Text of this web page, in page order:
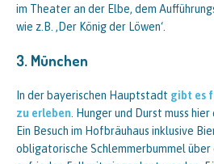
im Theater an der Elbe, dem
wie z.B. ‚Der König der Löwen‘.
3. München
In der bayerischen Hauptstadt gibt es
zu erleben . Hunger und Durst muss
Ein Besuch im Hofbräuhaus inklusive
obligatorische Schlemmerbummel